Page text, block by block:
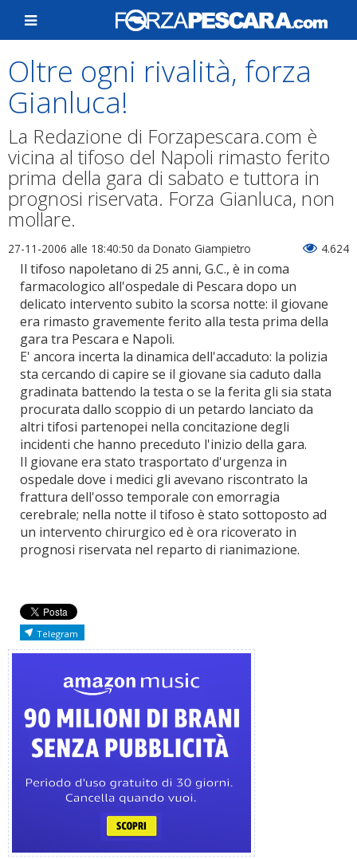
Oltre ogni rivalità, forza
Gianluca!
La Redazione di Forzapescara.com è
vicina al tifoso del Napoli rimasto ferito
prima della gara di sabato e tuttora in
prognosi riservata. Forza Gianluca, non
mollare.
27-11-2006 alle 18:40:50 da Donato Giampietro 4.624
Il tifoso napoletano di 25 anni, G.C., è in coma
farmacologico all'ospedale di Pescara dopo un
delicato intervento subito la scorsa notte: il giovane
era rimasto gravemente ferito alla testa prima della
gara tra Pescara e Napoli.
E' ancora incerta la dinamica dell'accaduto: la polizia
sta cercando di capire se il giovane sia caduto dalla
gradinata battendo la testa o se la ferita gli sia stata
procurata dallo scoppio di un petardo lanciato da
altri tifosi partenopei nella concitazione degli
incidenti che hanno preceduto l'inizio della gara.
Il giovane era stato trasportato d'urgenza in
ospedale dove i medici gli avevano riscontrato la
frattura dell'osso temporale con emorragia
cerebrale; nella notte il tifoso è stato sottoposto ad
un intervento chirurgico ed è ora ricoverato in
prognosi riservata nel reparto di rianimazione.
Telegram